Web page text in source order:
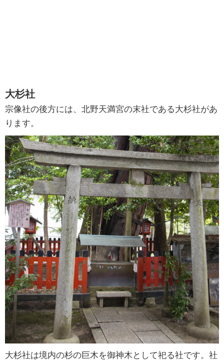
大杉社
宗像社の後方には、北野天満宮の末社である大杉社があ
ります。
大杉社は境内の杉の巨木を御神木として祀る社です。社